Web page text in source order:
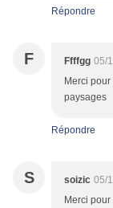
Répondre
F Ffffgg 05/
Merci
paysages
Répondre
S soizic 05/
Merci